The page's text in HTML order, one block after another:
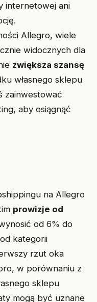
internetowej ani
Allegro, wiele
widocznych dla
zwiększa szansę
własnego sklepu
zainwestować
aby osiągnąć
na Allegro
prowizje od
od 6% do
kategorii
rzut oka
w porównaniu z
sklepu
mogą być uznane